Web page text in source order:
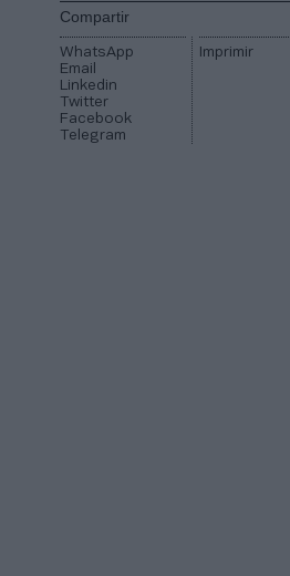
Compartir
WhatsApp
Email
Linkedin
Twitter
Facebook
Telegram
Imprimir